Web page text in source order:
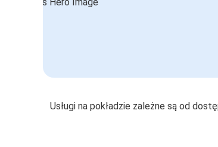
Usługi na pokładzie zależne są od